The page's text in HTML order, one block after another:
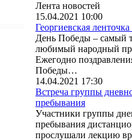
Лента новостей
15.04.2021 10:00
Георгиевская
День Победы – самый
любимый народный
Ежегодно
Победы…
14.04.2021 17:30
Встреча группы
пребывания
Участники группы
пребывания
прослушали лекцию